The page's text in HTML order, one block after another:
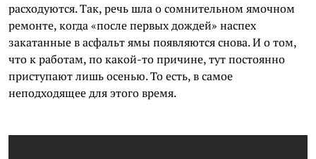
расходуются. Так, речь шла о сомнительном ямочном
ремонте, когда «после первых дождей» наспех
закатанные в асфальт ямы появляются снова. И о том,
что к работам, по какой-то причине, тут постоянно
приступают лишь осенью. То есть, в самое
неподходящее для этого время.